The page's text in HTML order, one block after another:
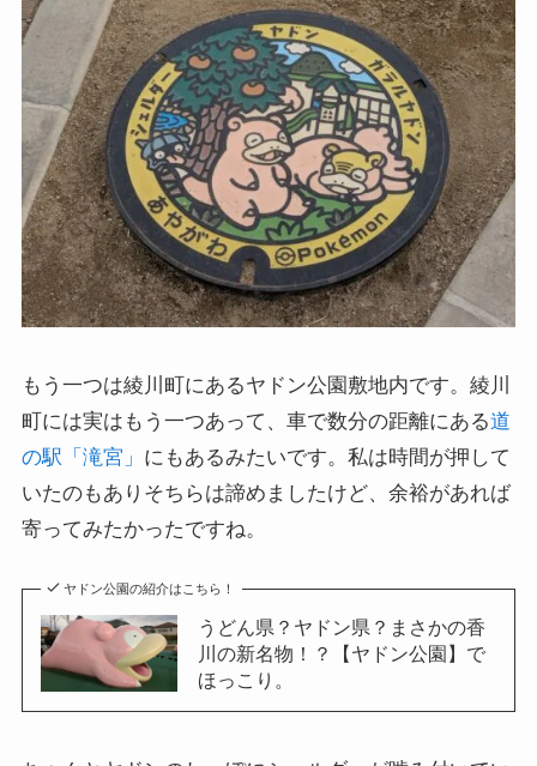
もう一つは綾川町にあるヤドン公園敷地内です。綾川
町には実はもう一つあって、車で数分の距離にある道
の駅「滝宮」 にもあるみたいです。私は時間が押して
いたのもありそちらは諦めましたけど、余裕があれば
寄ってみたかったですね。
ヤドン公園の紹介はこちら！
うどん県？ヤドン県？まさかの香
川の新名物！？【ヤドン公園】で
ほっこり。